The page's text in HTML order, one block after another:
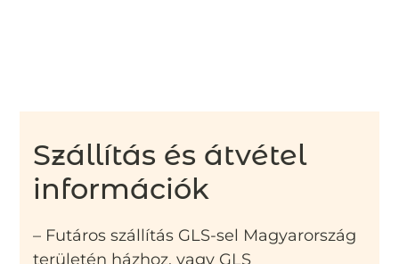
Szállítás és átvétel
információk
– Futáros szállítás GLS-sel Magyarország
területén házhoz, vagy GLS